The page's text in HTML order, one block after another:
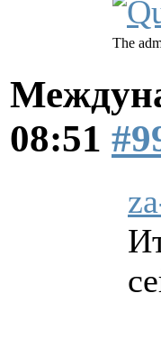
The
08:51